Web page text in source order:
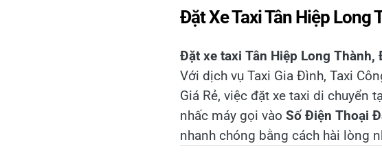
Đặt Xe Taxi Tân Hiệp Long
Đặt xe taxi Tân Hiệp Long
Với dịch vụ Taxi Gia Đình, Taxi
Giá Rẻ, việc đặt xe taxi di chuyển
nhấc máy gọi vào Số Điện Thoại
nhanh chóng bằng cách hài lòng